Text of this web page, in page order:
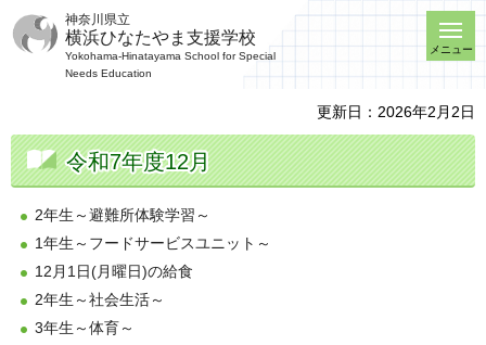
神奈川県立
横浜ひなたやま支援学校
Yokohama-Hinatayama School for Special
Needs Education
メニュー
更新日：2026年2月2日
令和7年度12月
2年生～避難所体験学習～
1年生～フードサービスユニット～
12月1日(月曜日)の給食
2年生～社会生活～
3年生～体育～